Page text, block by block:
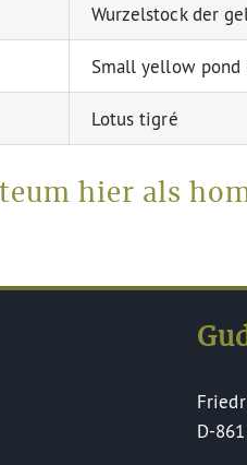
Wurzelstock der
Small yellow
Lotus tigré
hier als
D-